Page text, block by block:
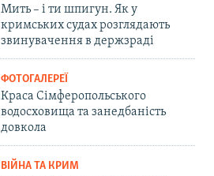
Мить – і ти шпигун. Як у
кримських судах розглядають
звинувачення в держзраді
ФОТОГАЛЕРЕЇ
Краса Сімферопольського
водосховища та занедбаність
довкола
ВІЙНА ТА КРИМ